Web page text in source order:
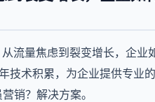
流量焦虑到裂变增长，企业
技术积累，为企业提供专业
销？解决方案。